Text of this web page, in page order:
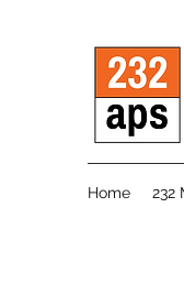
Home 232